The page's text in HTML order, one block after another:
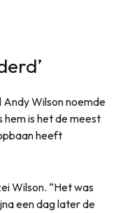
Wilson noemde
hem is het de meest
heeft
Wilson. “Het was
een dag later de